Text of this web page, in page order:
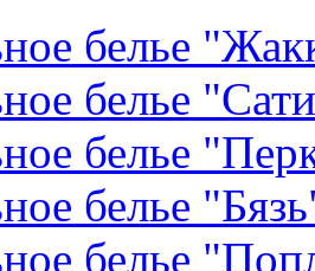
белье
белье
белье
белье
белье